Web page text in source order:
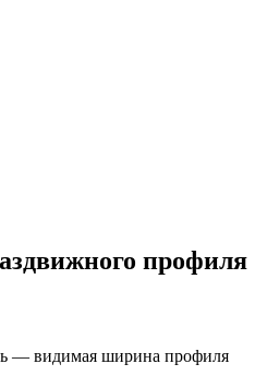
профиля
— видимая ширина профиля